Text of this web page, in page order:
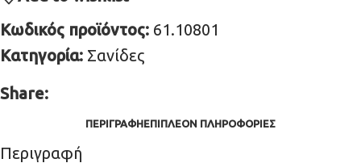
Κωδικός προϊόντος: 61.10801
Κατηγορία: Σανίδες
Share:
ΠΕΡΙΓΡΑΦΉΕΠΙΠΛΈΟΝ ΠΛΗΡΟΦΟΡΊΕΣ
Περιγραφή